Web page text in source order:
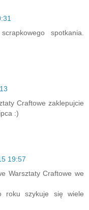
spotkania.
Craftowe zaklepujcie
:)
19:57
Warsztaty Craftowe we
roku szykuje się wiele